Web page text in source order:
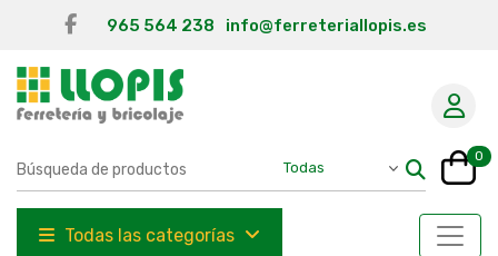
965 564 238 info@ferreteriallopis.es
0
Todas las categorías